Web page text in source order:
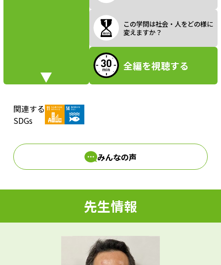
V
i
e
o
この学問は社会・人をどの様に
変えますか？
全編を視聴する
関連する
SDGs
みんなの声
先生情報